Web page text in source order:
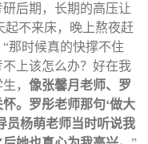
后期，长期的高压让
起不来床，晚上熬夜赶
那时候真的快撑不住
上该怎么办？好在我
生，像张馨月老师、罗
。罗彤老师那句‘做大
员杨萌老师当时听说我